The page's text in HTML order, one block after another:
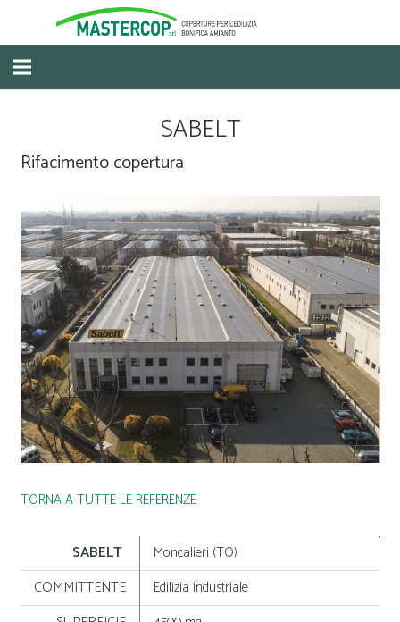
SABELT
Rifacimento copertura
TORNA A TUTTE LE REFERENZE
SABELT Moncalieri (TO)
COMMITTENTE Edilizia industriale